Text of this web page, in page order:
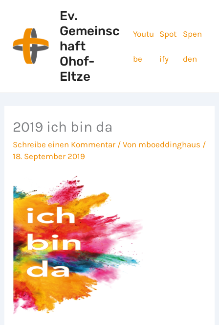
springen
Ev.
Gemeinsc
haft
Ohof-
Eltze
Youtu
be
Spot
ify
Spen
den
2019 ich bin da
Schreibe einen Kommentar / Von mboeddinghaus /
18. September 2019